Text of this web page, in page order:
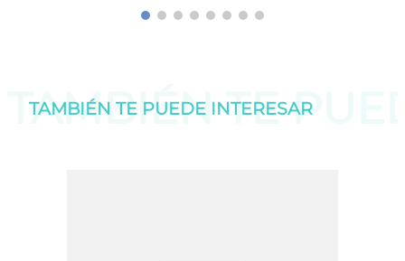
TAMBIÉN TE
TAMBIÉN TE PUEDE INTERESAR